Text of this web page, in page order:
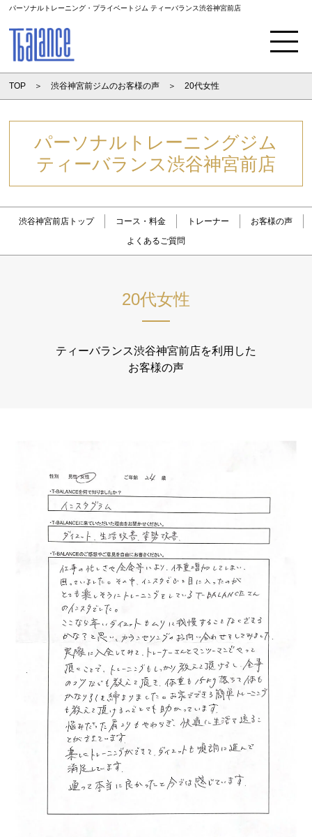
パーソナルトレーニング・プライベートジム ティーバランス渋谷神宮前店
TOP 渋谷神宮前ジムのお客様の声 20代女性
パーソナルトレーニングジム
ティーバランス渋谷神宮前店
渋谷神宮前店トップ コース・料金 トレーナー
お客様の声
よくあるご質問
20代女性
ティーバランス渋谷神宮前店を利用した
お客様の声